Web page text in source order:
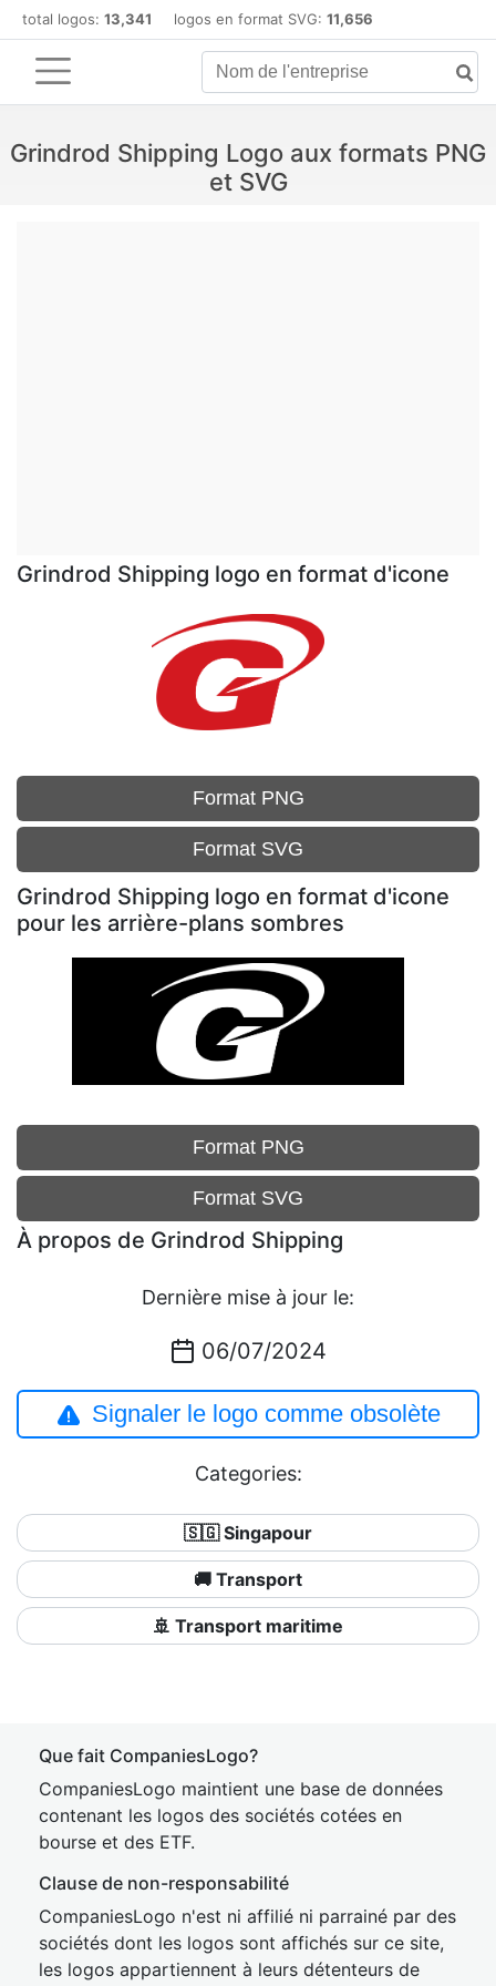
total logos: 13,341 logos en format SVG: 11,656
Grindrod Shipping Logo aux formats PNG
et SVG
Grindrod Shipping logo en format d'icone
Format PNG
Format SVG
Grindrod Shipping logo en format d'icone
pour les arrière-plans sombres
Format PNG
Format SVG
À propos de Grindrod Shipping
Dernière mise à jour le:
06/07/2024
Signaler le logo comme obsolète
Categories:
🇸🇬 Singapour
🚚 Transport
🚢 Transport maritime
Que fait CompaniesLogo?
CompaniesLogo maintient une base de données
contenant les logos des sociétés cotées en
bourse et des ETF.
Clause de non-responsabilité
CompaniesLogo n'est ni affilié ni parrainé par des
sociétés dont les logos sont affichés sur ce site,
les logos appartiennent à leurs détenteurs de